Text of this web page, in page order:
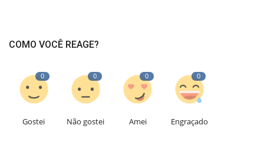
COMO VOCÊ REAGE?
0
Gostei
0
Não gostei
0
Amei
0
Engraçado